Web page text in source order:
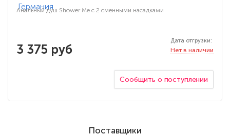
Анальный душ Shower Me с 2 сменными насадками
3 375 руб
Дата отгрузки:
Нет в наличии
Сообщить о поступлении
Поставщики